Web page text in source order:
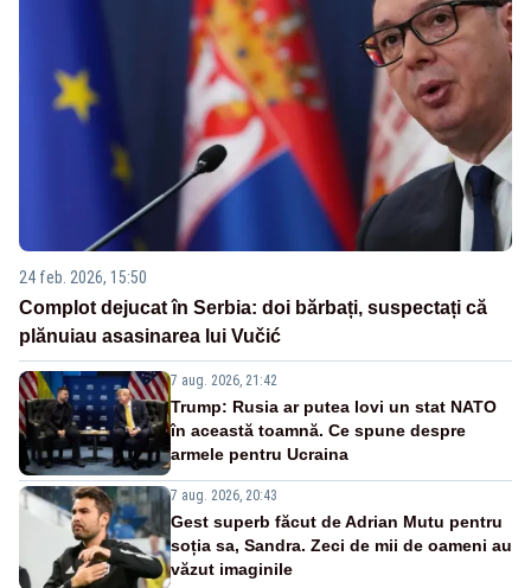
24 feb. 2026, 15:50
Complot dejucat în Serbia: doi bărbați, suspectați că
plănuiau asasinarea lui Vučić
7 aug. 2026, 21:42
Trump: Rusia ar putea lovi un stat NATO
în această toamnă. Ce spune despre
armele pentru Ucraina
7 aug. 2026, 20:43
Gest superb făcut de Adrian Mutu pentru
soția sa, Sandra. Zeci de mii de oameni au
văzut imaginile